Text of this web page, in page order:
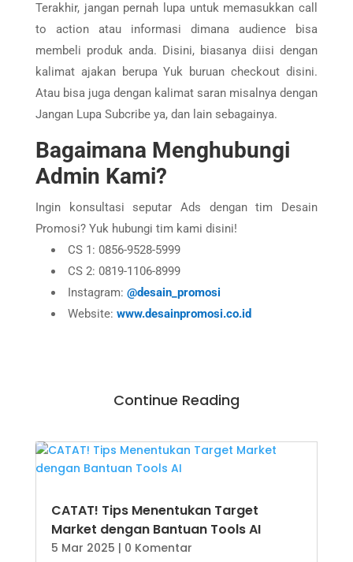
Terakhir, jangan pernah lupa untuk memasukkan call
to action atau informasi dimana audience bisa
membeli produk anda. Disini, biasanya diisi dengan
kalimat ajakan berupa Yuk buruan checkout disini.
Atau bisa juga dengan kalimat saran misalnya dengan
Jangan Lupa Subcribe ya, dan lain sebagainya.
Bagaimana Menghubungi
Admin Kami?
Ingin konsultasi seputar Ads dengan tim Desain
Promosi? Yuk hubungi tim kami disini!
CS 1: 0856-9528-5999
CS 2: 0819-1106-8999
Instagram: @desain_promosi
Website: www.desainpromosi.co.id
Continue Reading
CATAT! Tips Menentukan Target
Market dengan Bantuan Tools AI
5 Mar 2025 | 0 Komentar